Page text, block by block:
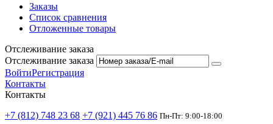
Заказы
Список сравнения
Отложенные товары
Отслеживание заказа
Отслеживание заказа
ВойтиРегистрация
Контакты
Контакты
+7 (812) 748 23 68 +7 (921) 445 76 86 Пн-Пт: 9:00-18:00